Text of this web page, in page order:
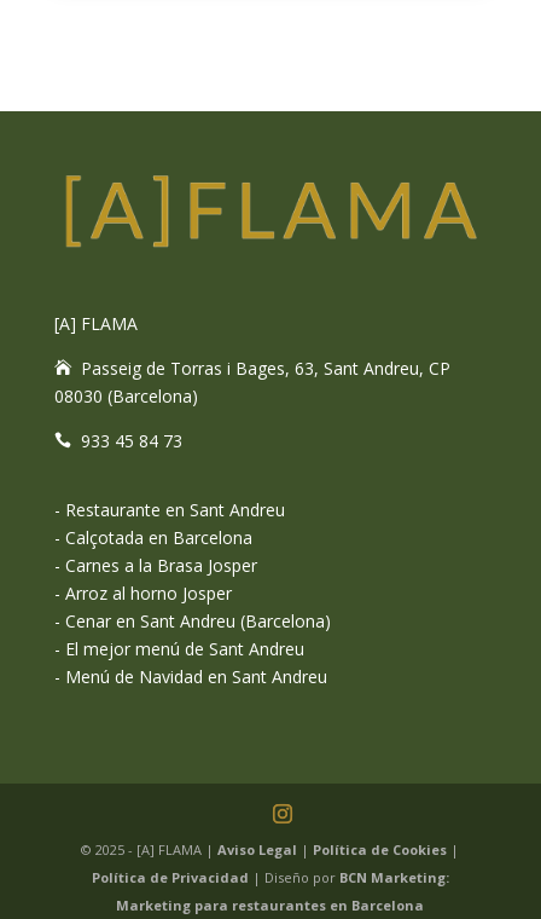
[A] FLAMA
Passeig de Torras i Bages, 63, Sant Andreu, CP
08030 (Barcelona)
933 45 84 73
- Restaurante en Sant Andreu
- Calçotada en Barcelona
- Carnes a la Brasa Josper
- Arroz al horno Josper
- Cenar en Sant Andreu (Barcelona)
- El mejor menú de Sant Andreu
- Menú de Navidad en Sant Andreu
© 2025 - [A] FLAMA |Aviso Legal | Política de Cookies |
Política de Privacidad | Diseño por BCN Marketing:
Marketing para restaurantes en Barcelona